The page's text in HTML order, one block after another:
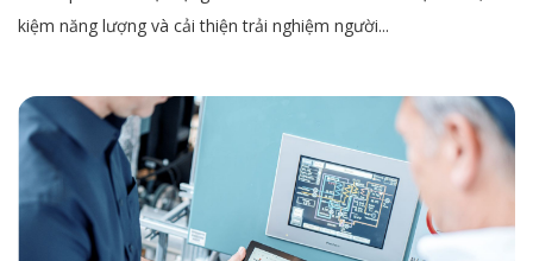
kiệm năng lượng và cải thiện trải nghiệm người...